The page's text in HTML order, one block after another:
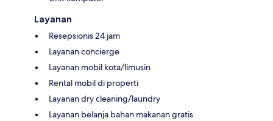
Layanan
Resepsionis 24 jam
Layanan concierge
Layanan mobil kota/limusin
Rental mobil di properti
Layanan dry cleaning/laundry
Layanan belanja bahan makanan gratis